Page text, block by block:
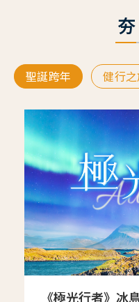
聖誕跨年 健行
《極光行者》冰